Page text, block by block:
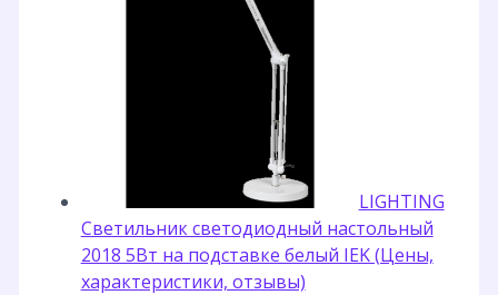
LIGHTING
Светильник светодиодный настольный
2018 5Вт на подставке белый IEK (Цены,
характеристики, отзывы)